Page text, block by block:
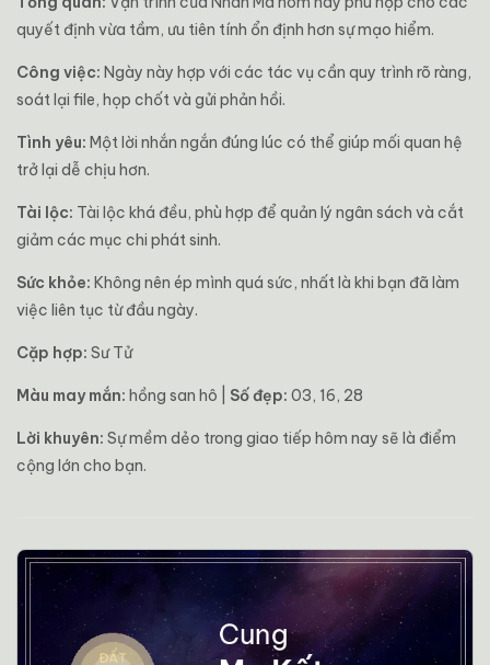
quyết định vừa tầm, ưu tiên tính ổn định hơn sự mạo hiểm.
Công việc: Ngày này hợp với các tác vụ cần quy trình rõ ràng,
soát lại file, họp chốt và gửi phản hồi.
Tình yêu: Một lời nhắn ngắn đúng lúc có thể giúp mối quan hệ
trở lại dễ chịu hơn.
Tài lộc: Tài lộc khá đều, phù hợp để quản lý ngân sách và cắt
giảm các mục chi phát sinh.
Sức khỏe: Không nên ép mình quá sức, nhất là khi bạn đã làm
việc liên tục từ đầu ngày.
Cặp hợp: Sư Tử
Màu may mắn: hồng san hô | Số đẹp: 03, 16, 28
Lời khuyên: Sự mềm dẻo trong giao tiếp hôm nay sẽ là điểm
cộng lớn cho bạn.